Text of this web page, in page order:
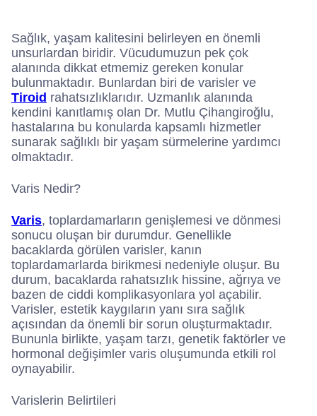
Sağlık, yaşam kalitesini belirleyen en önemli
unsurlardan biridir. Vücudumuzun pek çok
alanında dikkat etmemiz gereken konular
bulunmaktadır. Bunlardan biri de varisler ve
Tiroid rahatsızlıklarıdır. Uzmanlık alanında
kendini kanıtlamış olan Dr. Mutlu Çihangiroğlu,
hastalarına bu konularda kapsamlı hizmetler
sunarak sağlıklı bir yaşam sürmelerine yardımcı
olmaktadır.
Varis Nedir?
Varis, toplardamarların genişlemesi ve dönmesi
sonucu oluşan bir durumdur. Genellikle
bacaklarda görülen varisler, kanın
toplardamarlarda birikmesi nedeniyle oluşur. Bu
durum, bacaklarda rahatsızlık hissine, ağrıya ve
bazen de ciddi komplikasyonlara yol açabilir.
Varisler, estetik kaygıların yanı sıra sağlık
açısından da önemli bir sorun oluşturmaktadır.
Bununla birlikte, yaşam tarzı, genetik faktörler ve
hormonal değişimler varis oluşumunda etkili rol
oynayabilir.
Varislerin Belirtileri